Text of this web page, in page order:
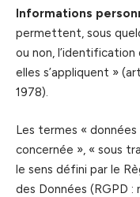
Informations
permettent, sous
ou non, l’identification
elles s’appliquent »
1978).
Les termes «
concernée », « sous
le sens défini par le
des Données (RGPD :